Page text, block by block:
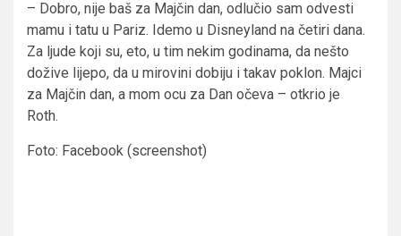
– Dobro, nije baš za Majčin dan, odlučio sam odvesti
mamu i tatu u Pariz. Idemo u Disneyland na četiri dana.
Za ljude koji su, eto, u tim nekim godinama, da nešto
dožive lijepo, da u mirovini dobiju i takav poklon. Majci
za Majčin dan, a mom ocu za Dan očeva – otkrio je
Roth.
Foto: Facebook (screenshot)